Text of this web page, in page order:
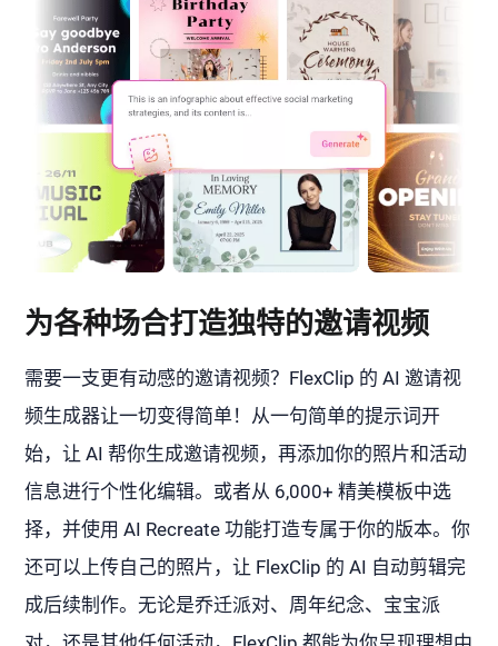
为各种场合打造独特的邀请视频
需要一支更有动感的邀请视频？FlexClip 的 AI 邀请视
频生成器让一切变得简单！从一句简单的提示词开
始，让 AI 帮你生成邀请视频，再添加你的照片和活动
信息进行个性化编辑。或者从 6,000+ 精美模板中选
择，并使用 AI Recreate 功能打造专属于你的版本。你
还可以上传自己的照片，让 FlexClip 的 AI 自动剪辑完
成后续制作。无论是乔迁派对、周年纪念、宝宝派